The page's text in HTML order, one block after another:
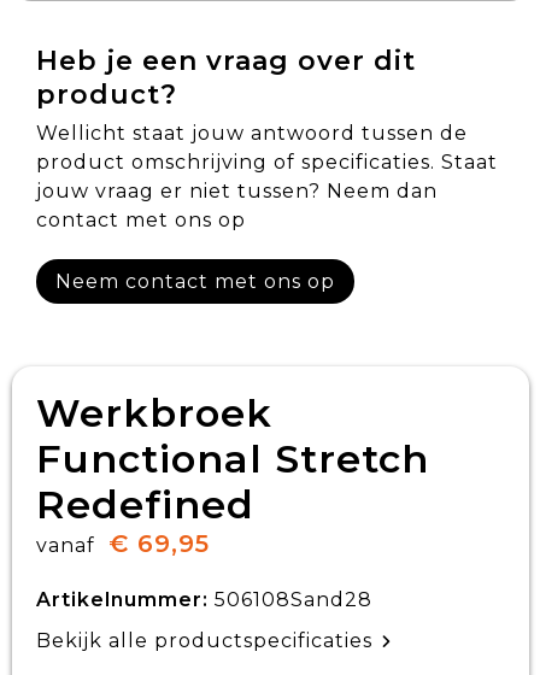
Heb je een vraag over dit
product?
Wellicht staat jouw antwoord tussen de
product omschrijving of specificaties. Staat
jouw vraag er niet tussen? Neem dan
contact met ons op
Neem contact met ons op
Werkbroek
Functional Stretch
Redefined
vanaf € 69,95
Artikelnummer: 506108Sand28
Bekijk alle productspecificaties